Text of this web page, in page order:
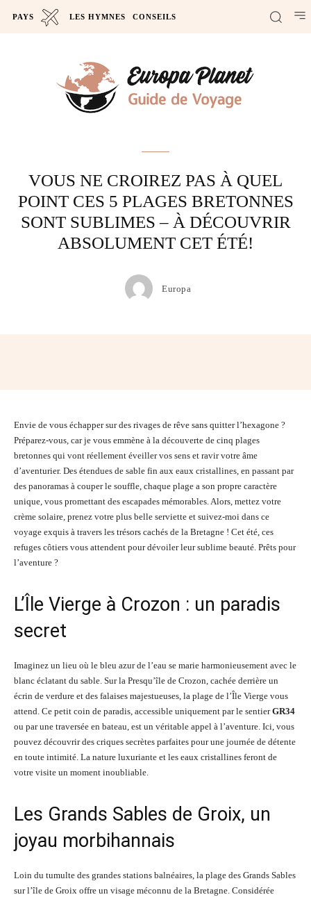
PAYS LES HYMNES CONSEILS
VOUS NE CROIREZ PAS À QUEL
POINT CES 5 PLAGES BRETONNES
SONT SUBLIMES – À DÉCOUVRIR
ABSOLUMENT CET ÉTÉ!
Europa
Envie de vous échapper sur des rivages de rêve sans quitter l’hexagone ?
Préparez-vous, car je vous emmène à la découverte de cinq plages
bretonnes qui vont réellement éveiller vos sens et ravir votre âme
d’aventurier. Des étendues de sable fin aux eaux cristallines, en passant par
des panoramas à couper le souffle, chaque plage a son propre caractère
unique, vous promettant des escapades mémorables. Alors, mettez votre
crème solaire, prenez votre plus belle serviette et suivez-moi dans ce
voyage exquis à travers les trésors cachés de la Bretagne ! Cet été, ces
refuges côtiers vous attendent pour dévoiler leur sublime beauté. Prêts pour
l’aventure ?
L’Île Vierge à Crozon : un paradis
secret
Imaginez un lieu où le bleu azur de l’eau se marie harmonieusement avec le
blanc éclatant du sable. Sur la Presqu’île de Crozon, cachée derrière un
écrin de verdure et des falaises majestueuses, la plage de l’Île Vierge vous
attend. Ce petit coin de paradis, accessible uniquement par le sentierGR34
ou par une traversée en bateau, est un véritable appel à l’aventure. Ici, vous
pouvez découvrir des criques secrètes parfaites pour une journée de détente
en toute intimité. La nature luxuriante et les eaux cristallines feront de
votre visite un moment inoubliable.
Les Grands Sables de Groix, un
joyau morbihannais
Loin du tumulte des grandes stations balnéaires, la plage des Grands Sables
sur l’île de Groix offre un visage méconnu de la Bretagne. Considérée